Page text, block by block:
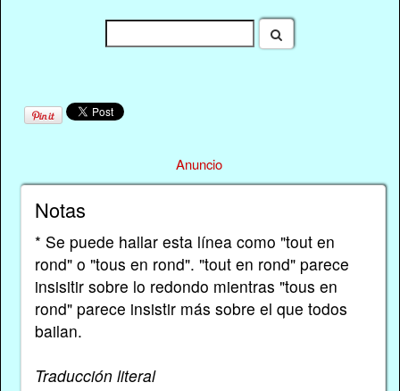
Anuncio
Notas
* Se puede hallar esta línea como "tout en
rond" o "tous en rond". "tout en rond" parece
insisitir sobre lo redondo mientras "tous en
rond" parece insistir más sobre el que todos
bailan.
Traducción literal